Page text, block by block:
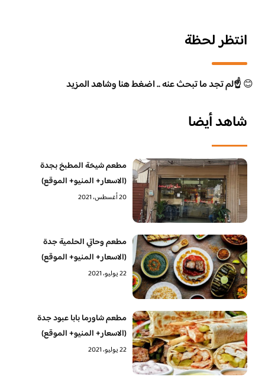
انتظر لحظة
😊☝️لم تجد ما تبحث عنه .. اضغط هنا وشاهد المزيد
شاهد أيضا
مطعم شيخة المطبخ بجدة
(الاسعار+ المنيو+ الموقع)
20 أغسطس، 2021
مطعم وحاتي الحلمية جدة
(الاسعار+ المنيو+ الموقع)
22 يوليو، 2021
مطعم شاورما بابا عبود جدة
(الاسعار+ المنيو+ الموقع)
22 يوليو، 2021